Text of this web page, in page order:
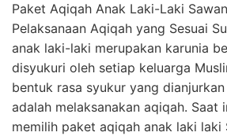
Paket Aqiqah Anak Laki-Laki
Pelaksanaan Aqiqah yang Sesuai
anak laki-laki merupakan karunia
disyukuri oleh setiap keluarga
bentuk rasa syukur yang
adalah melaksanakan aqiqah. Saat
memilih paket aqiqah anak laki laki